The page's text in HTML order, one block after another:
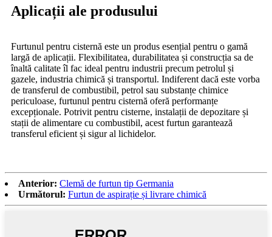
Aplicații ale produsului
Furtunul pentru cisternă este un produs esențial pentru o gamă
largă de aplicații. Flexibilitatea, durabilitatea și construcția sa de
înaltă calitate îl fac ideal pentru industrii precum petrolul și
gazele, industria chimică și transportul. Indiferent dacă este vorba
de transferul de combustibil, petrol sau substanțe chimice
periculoase, furtunul pentru cisternă oferă performanțe
excepționale. Potrivit pentru cisterne, instalații de depozitare și
stații de alimentare cu combustibil, acest furtun garantează
transferul eficient și sigur al lichidelor.
Anterior: Clemă de furtun tip Germania
Următorul: Furtun de aspirație și livrare chimică